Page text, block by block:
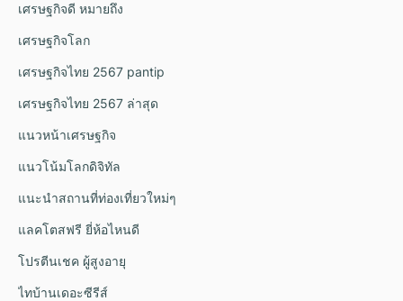
เศรษฐกิจดี หมายถึง
เศรษฐกิจโลก
เศรษฐกิจไทย 2567 pantip
เศรษฐกิจไทย 2567 ล่าสุด
แนวหน้าเศรษฐกิจ
แนวโน้มโลกดิจิทัล
แนะนำสถานที่ท่องเที่ยวใหม่ๆ
แลคโตสฟรี ยี่ห้อไหนดี
โปรตีนเชค ผู้สูงอายุ
ไทบ้านเดอะซีรีส์